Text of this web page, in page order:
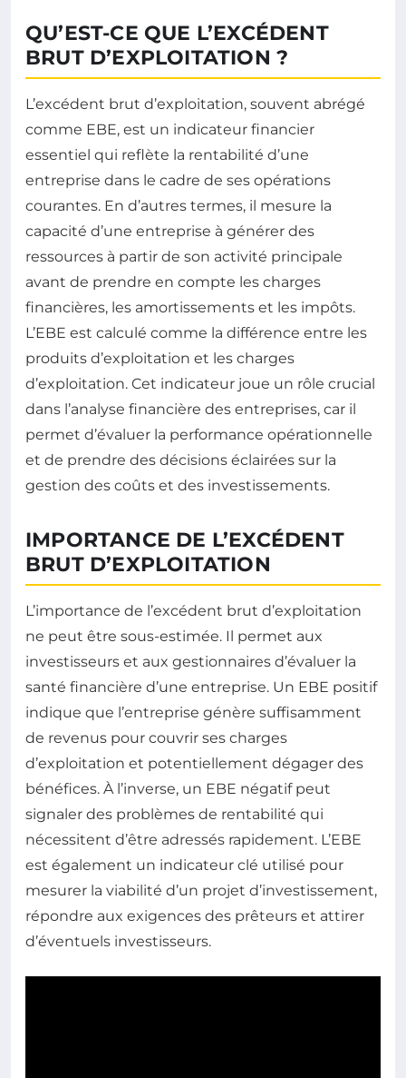
QU’EST-CE QUE L’EXCÉDENT
BRUT D’EXPLOITATION ?
L’excédent brut d’exploitation, souvent abrégé
comme EBE, est un indicateur financier
essentiel qui reflète la rentabilité d’une
entreprise dans le cadre de ses opérations
courantes. En d’autres termes, il mesure la
capacité d’une entreprise à générer des
ressources à partir de son activité principale
avant de prendre en compte les charges
financières, les amortissements et les impôts.
L’EBE est calculé comme la différence entre les
produits d’exploitation et les charges
d’exploitation. Cet indicateur joue un rôle crucial
dans l’analyse financière des entreprises, car il
permet d’évaluer la performance opérationnelle
et de prendre des décisions éclairées sur la
gestion des coûts et des investissements.
IMPORTANCE DE L’EXCÉDENT
BRUT D’EXPLOITATION
L’importance de l’excédent brut d’exploitation
ne peut être sous-estimée. Il permet aux
investisseurs et aux gestionnaires d’évaluer la
santé financière d’une entreprise. Un EBE positif
indique que l’entreprise génère suffisamment
de revenus pour couvrir ses charges
d’exploitation et potentiellement dégager des
bénéfices. À l’inverse, un EBE négatif peut
signaler des problèmes de rentabilité qui
nécessitent d’être adressés rapidement. L’EBE
est également un indicateur clé utilisé pour
mesurer la viabilité d’un projet d’investissement,
répondre aux exigences des prêteurs et attirer
d’éventuels investisseurs.